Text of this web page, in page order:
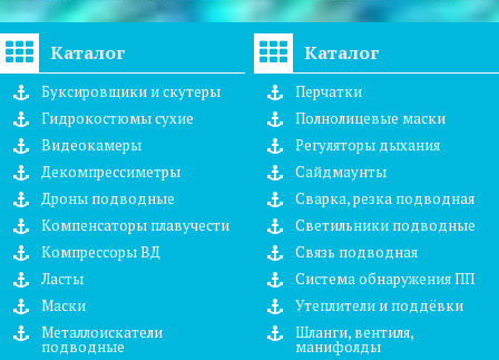
Каталог
Буксировщики и скутеры
Гидрокостюмы сухие
Видеокамеры
Декомпрессиметры
Дроны подводные
Компенсаторы плавучести
Компрессоры ВД
Ласты
Маски
Металлоискатели
подводные
Каталог
Перчатки
Полнолицевые маски
Регуляторы дыхания
Сайдмаунты
Сварка, резка подводная
Светильники подводные
Связь подводная
Система обнаружения ПП
Утеплители и поддёвки
Шланги, вентиля,
манифолды